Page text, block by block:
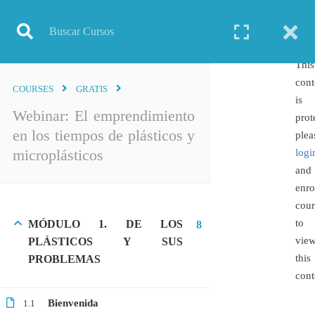
Webinar: El emprendimiento en los tiempos de plásticos y microplásticos
COURSES GRATIS
Webinar: El emprendimiento
en los tiempos de plásticos y
microplásticos
MÓDULO 1. DE LOS
PLÁSTICOS Y SUS
PROBLEMAS
8
1.1 Bienvenida
This
is
and
to
this
TODOS LOS CURSOS
BIOINFORMÁTICA
BIOTECNOLOGÍA
CIENCIAS AMBIENTALES